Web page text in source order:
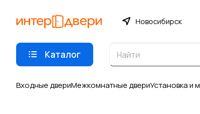
Новосибирск
Каталог
Входные двериМежкомнатные двериУстановка и